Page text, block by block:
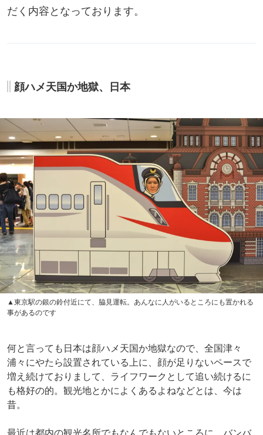
だく内容となっております。
顔ハメ天国か地獄、日本
▲東京駅の銀の鈴付近にて、脇見運転。あんなに人がいるところにも置かれる
事があるのです
何と言っても日本は顔ハメ天国か地獄なので、全国津々
浦々にやたら設置されている上に、顔が足りないペースで
増え続けておりまして、ライフワークとして追い続けるに
も格好の的。観光地とかによくあるよねなどとは、今は
昔。